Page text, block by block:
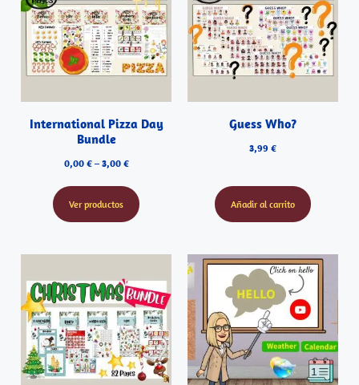
International Pizza Day
Bundle
0,00 €– 3,00 €
Ver productos
Guess Who?
3,99 €
Añadir al carrito